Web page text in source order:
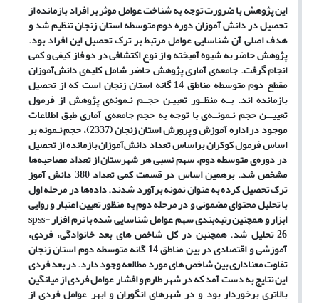
این پژوهش با ضرورت توجه به شناخت عوامل موثر بر افراد بازمانده از
تحصیل در دانش آموزان دوره دوم متوسطه استان زنجان تنظیم شد و
هدف اصلی آن شناسایی عوامل مرتبط بر ترک تحصیل این افراد بود.
پژوهش حاضر به شیوه آمیخته و از نوع اکتشافی در دو فاز کیفی و کمی
انجام گرفت. جامعه‌‌ی آماری پژوهش حاضر شامل کلیه‌‌ی دانش‌‌آموزان
مقطع دوم متوسطه مناطق 14 گانه استان زنجان است که از تحصیل
بازمانده اند. بــه منظــور تعییـن حجــم نـمونه‌‌ی پژوهش از فرمول
تعییـــن حجم نـمونــه‌‌ی با توجه به حجم جامعه‌‌ی آماری طبق اطلاعات
موجود در اداره آموزش و پرورش استان زنجان (2337)، حجم نـمونه بر
اساس فرمول کوکران براساس تعداد دانش‌‌آموزان بازمانده از تحصیل
در دوره‌‌ی متوسطه دوم، سهم نسبی هر شهرستان از تعداد مصاحبه‌‌ها
مشخص شد. برهمین اساس در قسمت کمی تعداد 380 دانش آموز
ترک تحصیل کرده به عنوان نمونه برآورد شدند. داده‌ها در مرحله اول
با تحلیل محتوای مضمونی و در مرحله دوم به منظور تعیین اعتبار و روایی
ابزار و همچنین رتبه‌بندی سهم عوامل شناسایی شده با نرم افزار spss-
26 تحلیل شد. همچنین در کل شاخص های بعد خانوادگی، فردی،
آموزشی و اقتصادی در بین مناطق 14 گانه متوسطه دوم استان زنجان
تفاوت معناداری بین شاخص های مورد مطالعه وجود دارد. در بعد فردی
این نتایج به دست آمد که در شهر طارم و افشار عوامل فردی از میانگین
بالاتری برخوردار بود و در شهرهای انگوران و ابهر عوامل فردی از